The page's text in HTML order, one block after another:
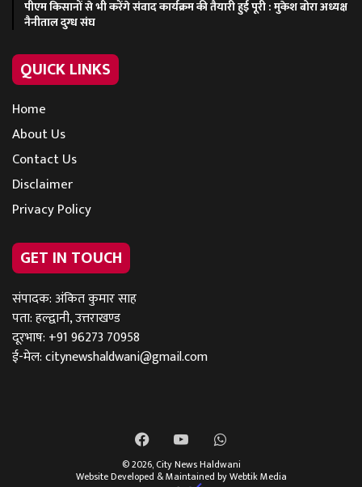
पीएम किसानों से भी करेंगे संवाद कार्यक्रम की तैयारी हुई पूरी : मुकेश बोरा अध्यक्ष
नैनीताल दुग्ध संघ
QUICK LINKS
Home
About Us
Contact Us
Disclaimer
Privacy Policy
GET IN TOUCH
संपादक: अंकित कुमार साह
पता: हल्द्वानी, उत्तराखण्ड
दूरभाष: +91 96273 70958
ई-मेल:citynewshaldwani@gmail.com
FacebookYouTubeWhatsApp
© 2026, City News Haldwani
Website Developed & Maintained by Webtik Media